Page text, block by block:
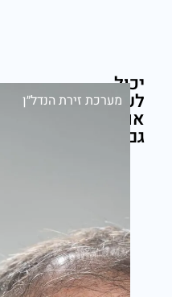
יכול
לעניין
אותך
גם
מערכת זירת הנדל״ן